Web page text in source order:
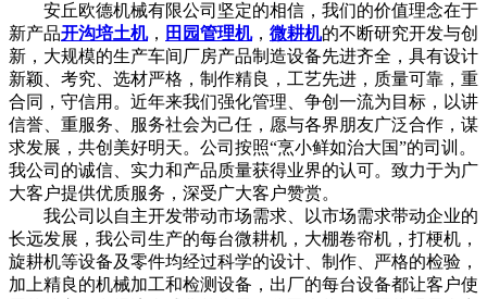
安丘欧德机械有限公司坚定的相信，我们的价值理念在于
新产品开沟培土机， 田园管理机， 微耕机的不断研究开发与创
新，大规模的生产车间厂房产品制造设备先进齐全，具有设计
新颖、考究、选材严格，制作精良，工艺先进，质量可靠，重
合同，守信用。近年来我们强化管理、争创一流为目标，以讲
信誉、重服务、服务社会为己任，愿与各界朋友广泛合作，谋
求发展，共创美好明天。公司按照“烹小鲜如治大国”的司训。
我公司的诚信、实力和产品质量获得业界的认可。致力于为广
大客户提供优质服务，深受广大客户赞赏。
我公司以自主开发带动市场需求、以市场需求带动企业的
长远发展，我公司生产的每台微耕机，大棚卷帘机，打梗机，
旋耕机等设备及零件均经过科学的设计、制作、严格的检验，
加上精良的机械加工和检测设备，出厂的每台设备都让客户使